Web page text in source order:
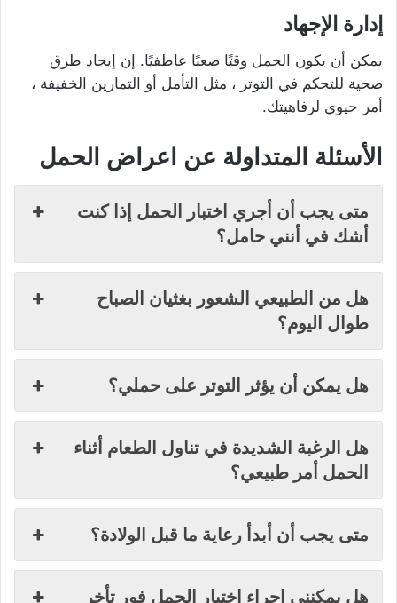
إدارة الإجهاد
يمكن أن يكون الحمل وقتًا صعبًا عاطفيًا. إن إيجاد طرق
صحية للتحكم في التوتر ، مثل التأمل أو التمارين الخفيفة ،
أمر حيوي لرفاهيتك.
الأسئلة المتداولة عن اعراض الحمل
متى يجب أن أجري اختبار الحمل إذا كنت
أشك في أنني حامل؟
هل من الطبيعي الشعور بغثيان الصباح
طوال اليوم؟
هل يمكن أن يؤثر التوتر على حملي؟
هل الرغبة الشديدة في تناول الطعام أثناء
الحمل أمر طبيعي؟
متى يجب أن أبدأ رعاية ما قبل الولادة؟
هل يمكنني إجراء اختبار الحمل فور تأخر